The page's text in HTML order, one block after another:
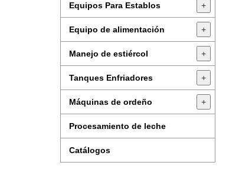
Equipos Para Establos +
Equipo de alimentación +
Manejo de estiércol +
Tanques Enfriadores +
Máquinas de ordeño +
Procesamiento de leche
Catálogos